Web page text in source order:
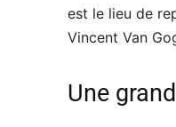
est le lieu de
Vincent Van
Une